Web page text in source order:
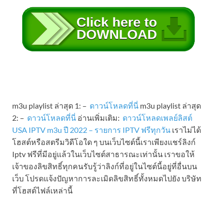
m3u playlist ล่าสุด 1: – ดาวน์โหลดที่นี่ m3u playlist ล่าสุด
2: – ดาวน์โหลดที่นี่ อ่านเพิ่มเติม: ดาวน์โหลดเพลย์ลิสต์
USA IPTV m3u ปี 2022 – รายการ IPTV ฟรีทุกวัน เราไม่ได้
โฮสต์หรือสตรีมวิดีโอใด ๆ บนเว็บไซต์นี้เราเพียงแชร์ลิงก์
Iptv ฟรีที่มีอยู่แล้วในเว็บไซต์สาธารณะเท่านั้น เราขอให้
เจ้าของลิขสิทธิ์ทุกคนรับรู้ว่าลิงก์ที่อยู่ในไซต์นี้อยู่ที่อื่นบน
เว็บ โปรดแจ้งปัญหาการละเมิดลิขสิทธิ์ทั้งหมดไปยัง บริษัท
ที่โฮสต์ไฟล์เหล่านี้